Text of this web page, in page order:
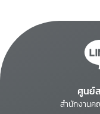
ศูนย์
สำนักงานค